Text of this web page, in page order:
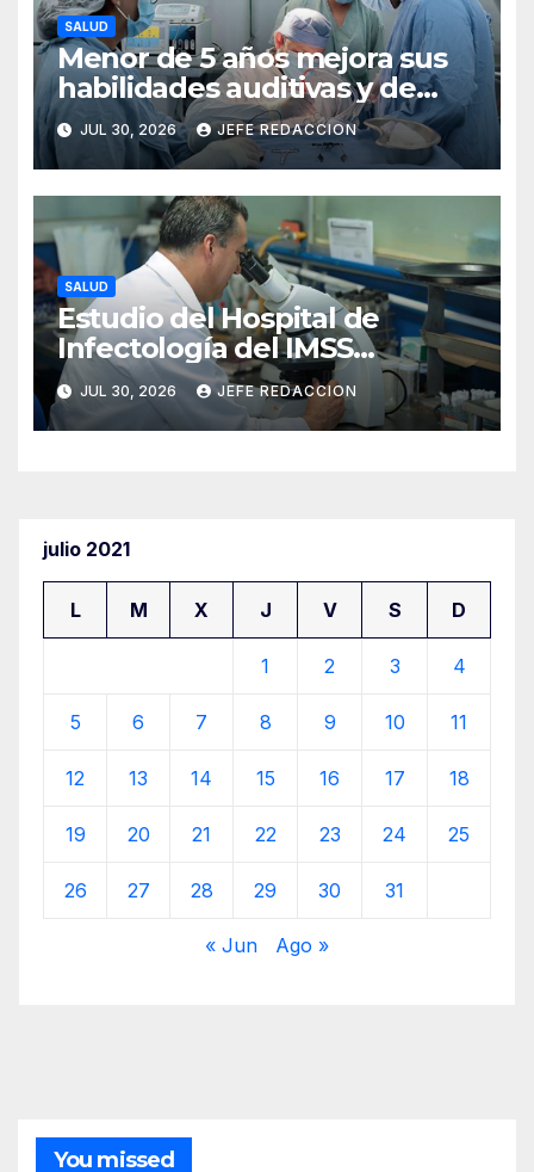
SALUD
Menor de 5 años mejora sus
habilidades auditivas y de
lenguaje tras intervención en
Hospital de Especialidades
del IMSS en Puebla
JUL 30, 2026 JEFE REDACCION
SALUD
Estudio del Hospital de
Infectología del IMSS
fortalece oportunidades de
prevención del cáncer anal
en personas con VIH
JUL 30, 2026 JEFE REDACCION
julio 2021
L M X J V S D
1 2 3 4
5 6 7 8 9 10 11
12 13 14 15 16 17 18
19 20 21 22 23 24 25
26 27 28 29 30 31
« Jun Ago »
You missed